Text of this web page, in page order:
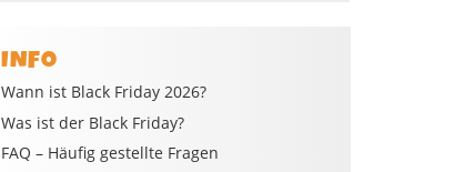
INFO
Wann ist Black Friday 2026?
Was ist der Black Friday?
FAQ – Häufig gestellte Fragen